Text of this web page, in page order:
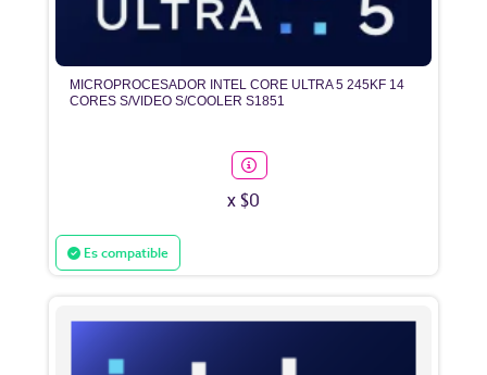
MICROPROCESADOR INTEL CORE ULTRA 5 245KF 14
CORES S/VIDEO S/COOLER S1851
x $0
Es compatible